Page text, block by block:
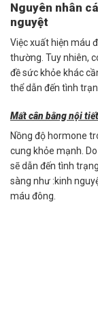
Nguyên nhân
nguyệt
Việc xuất hiện máu
thường. Tuy nhiên,
đề sức khỏe khác
thể dẫn đến tình
Mất cân bằng nội
Nồng độ hormone
cung khỏe mạnh.
sẽ dẫn đến tình
sàng như :kinh
máu đông.